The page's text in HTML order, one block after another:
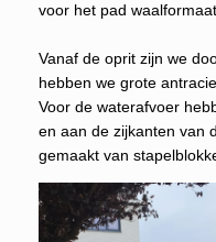
voor het pad
Vanaf de oprit zijn we
hebben we grote
Voor de waterafvoer
en aan de zijkanten van
gemaakt van